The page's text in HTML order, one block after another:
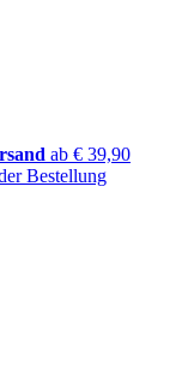
ab € 39,90
Bestellung